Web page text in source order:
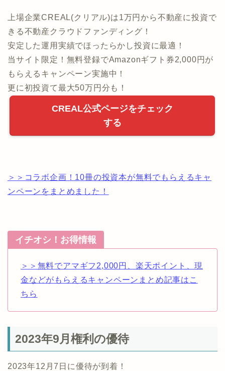
上場企業CREAL(クリアル)は1万円から不動産に投資で
きる不動産クラウドファンディング！
安定した運用実績でほったらかし投資に最適！
当サイト限定！無料登録でAmazonギフト券2,000円が
もらえるキャンペーン実施中！
更に初投資て最大50万円分も！
CREAL公式ページをチェック
する
＞＞コラボ企画！10冊の投資本が無料でもらえるキャ
ンペーンをまとめました！
イチオシ！お得情報
＞＞無料でアマギフ2,000円、楽天ポイント、現
金などがもらえるキャンペーンまとめ記事はこ
ちら
2023年9月権利の優待
2023年12月7日に優待が到着！